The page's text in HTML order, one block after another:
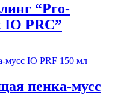
“Pro-
IO PRC”
пенка-мусс